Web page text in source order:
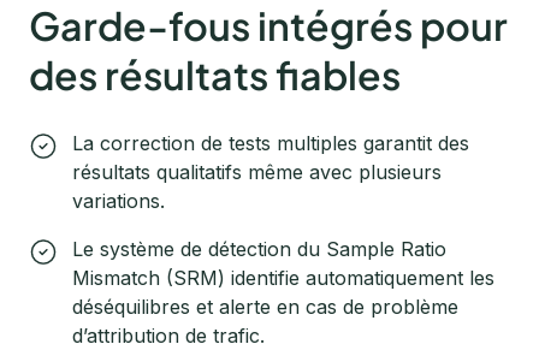
Garde-fous intégrés pour
des résultats fiables
La correction de tests multiples garantit des
résultats qualitatifs même avec plusieurs
variations.
Le système de détection du Sample Ratio
Mismatch (SRM) identifie automatiquement les
déséquilibres et alerte en cas de problème
d’attribution de trafic.